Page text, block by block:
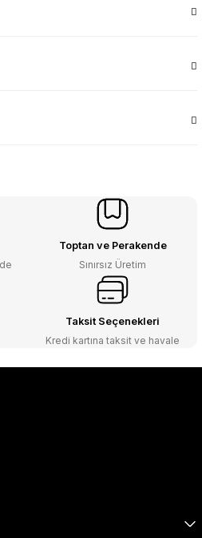
Toptan ve Perakende
Sınırsız Üretim
Taksit Seçenekleri
Kredi kartına taksit ve havale